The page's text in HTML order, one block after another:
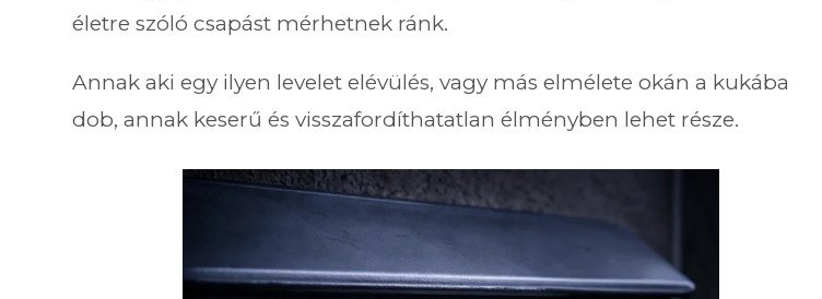
életre szóló csapást mérhetnek ránk.
Annak aki egy ilyen levelet elévülés, vagy más elmélete okán a kukába
dob, annak keserű és visszafordíthatatlan élményben lehet része.